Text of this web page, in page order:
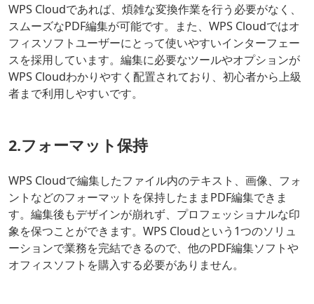
WPS Cloudであれば、煩雑な変換作業を行う必要がなく、
スムーズなPDF編集が可能です。また、WPS Cloudではオ
フィスソフトユーザーにとって使いやすいインターフェー
スを採用しています。編集に必要なツールやオプションが
WPS Cloudわかりやすく配置されており、初心者から上級
者まで利用しやすいです。
2.フォーマット保持
WPS Cloudで編集したファイル内のテキスト、画像、フォ
ントなどのフォーマットを保持したままPDF編集できま
す。編集後もデザインが崩れず、プロフェッショナルな印
象を保つことができます。WPS Cloudという1つのソリュ
ーションで業務を完結できるので、他のPDF編集ソフトや
オフィスソフトを購入する必要がありません。